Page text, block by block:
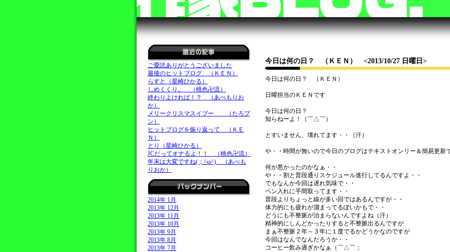
ご愛読ありがとうございました
最後のヒットブログ （ＫＥＮ）
らすと（星崎ひかる）
しめくくり。 （桃色卍流）
終わりよければ！？ （あべもりお
か）
メリークリスマスイブー （たろプ
ン）
ヒットブログを振り返って （ＫＥ
Ｎ）
とり（星崎ひかる）
JCだってオナるよ！！ （桃色卍流）
年末は大変ですね(；^ω^) （あべも
りおか）
2014年 1月
2013年 12月
2013年 11月
2013年 10月
2013年 9月
2013年 8月
2013年 7月
今日は何の日？ （ＫＥＮ） <2013/10/27 日曜日>
今日は何の日？ （ＫＥＮ）
日曜担当のＫＥＮです
今日は何の日？
知らねーよ！（￣△￣）
とすいません、壊れてます・・（汗）
や・・時間が無いので今日のブログはテキストオンリー＆簡易更新
何が悪かったのかなぁ・・
や・・割と普段通りスケジュール進行してるんですよ・・
でもなんか今回は遅れ気味で・・
ペン入れに手間取ってます・・
普段よりちょっと線が多い回ではあるんですが・・
体力的にも疲れが溜まってるぽいかもで・・
どうにも不整脈が治まらないんですよね（汗）
精神的にしんどかったりすると不整脈出るんですが
まぁ不整脈２年～３年に１度でるかどうかなのですが
今回はなんでなんだろうか・・
コーヒー飲み過ぎかなぁ（￣△￣；